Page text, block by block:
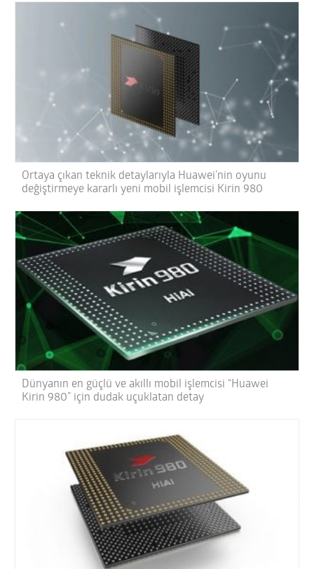
Ortaya çıkan teknik detaylarıyla Huawei’nin oyunu
değiştirmeye kararlı yeni mobil işlemcisi Kirin 980
Dünyanın en güçlü ve akıllı mobil işlemcisi “Huawei
Kirin 980” için dudak uçuklatan detay